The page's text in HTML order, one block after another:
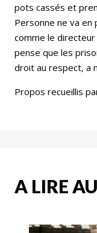
pots cassés et
Personne ne va en
comme le
pense que les
droit au respect, a
Propos recueillis
A LIRE